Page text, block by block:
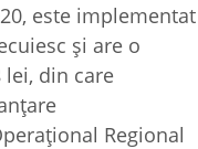
este implementat
și are o
lei, din care
Regional